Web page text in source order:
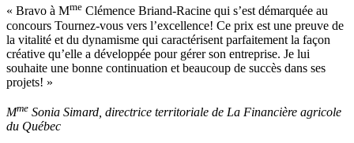
« Bravo à Mme Clémence Briand-Racine qui s’est démarquée au
concours Tournez-vous vers l’excellence! Ce prix est une preuve de
la vitalité et du dynamisme qui caractérisent parfaitement la façon
créative qu’elle a développée pour gérer son entreprise. Je lui
souhaite une bonne continuation et beaucoup de succès dans ses
projets! »
Mme Sonia Simard, directrice territoriale de La Financière agricole
du Québec